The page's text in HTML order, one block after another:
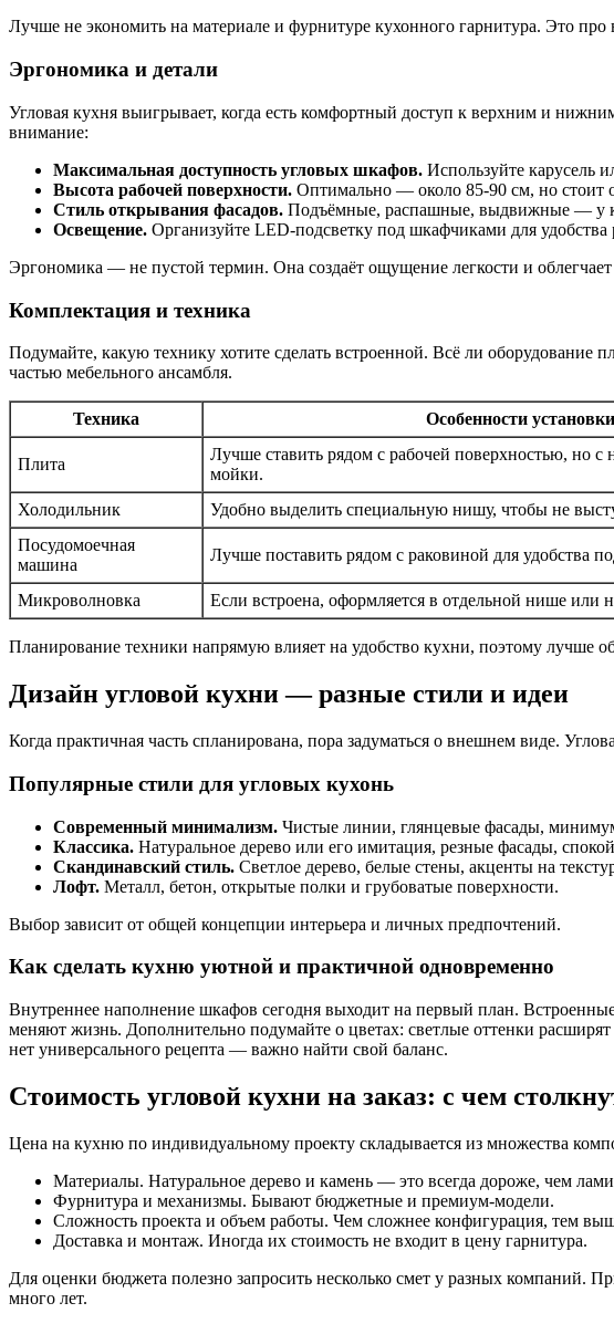
Лучше не экономить на материале и фурнитуре кухонного гарнитура. Это
Эргономика и детали
Угловая кухня выигрывает, когда есть комфортный доступ к верхним и
внимание:
Максимальная доступность угловых шкафов. Используйте карусель
Высота рабочей поверхности. Оптимально — около 85-90 см, но стоит
Стиль открывания фасадов. Подъёмные, распашные, выдвижные — у
Освещение. Организуйте LED-подсветку под шкафчиками для удобства
Эргономика — не пустой термин. Она создаёт ощущение легкости и
Комплектация и техника
Подумайте, какую технику хотите сделать встроенной. Всё ли оборудование
частью мебельного ансамбля.
Техника Особенности установки
Плита
Лучше ставить рядом с рабочей поверхностью, но с
мойки.
Холодильник Удобно выделить специальную нишу, чтобы не
Посудомоечная
машина
Лучше поставить рядом с раковиной для удобства
Микроволновка
Если встроена, оформляется в отдельной нише или
Планирование техники напрямую влияет на удобство кухни, поэтому лучше
Дизайн угловой кухни — разные стили и идеи
Когда практичная часть спланирована, пора задуматься о внешнем виде.
Популярные стили для угловых кухонь
Современный минимализм. Чистые линии, глянцевые фасады,
Классика. Натуральное дерево или его имитация, резные фасады,
Скандинавский стиль. Светлое дерево, белые стены, акценты на
Лофт. Металл, бетон, открытые полки и грубоватые поверхности.
Выбор зависит от общей концепции интерьера и личных предпочтений.
Как сделать кухню уютной и практичной одновременно
Внутреннее наполнение шкафов сегодня выходит на первый план.
меняют жизнь. Дополнительно подумайте о цветах: светлые оттенки
нет универсального рецепта — важно найти свой баланс.
Стоимость угловой кухни на заказ: с чем
Цена на кухню по индивидуальному проекту складывается из множества
Материалы. Натуральное дерево и камень — это всегда дороже, чем
Фурнитура и механизмы. Бывают бюджетные и премиум-модели.
Сложность проекта и объем работы. Чем сложнее конфигурация, тем
Доставка и монтаж. Иногда их стоимость не входит в цену гарнитура.
Для оценки бюджета полезно запросить несколько смет у разных
много лет.